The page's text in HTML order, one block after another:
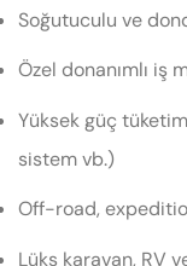
Soğutuculu ve
Özel donanımlı iş
Yüksek güç
sistem vb.)
Off-road,
Lüks karavan, RV